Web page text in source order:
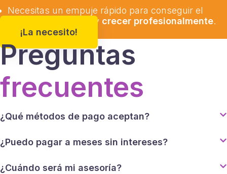
Necesitas un empuje rápido para conseguir el
empleo que deseas y crecer profesionalmente.
¡La necesito!
Preguntas
frecuentes
¿Qué métodos de pago aceptan?
¿Puedo pagar a meses sin intereses?
¿Cuándo será mi asesoría?